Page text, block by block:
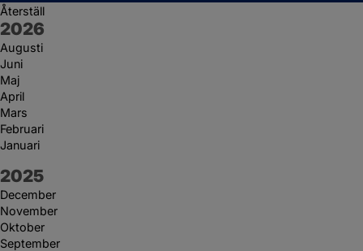
Återställ
År:
2026
Augusti
Juni
Maj
April
Mars
Februari
Januari
År:
2025
December
November
Oktober
September